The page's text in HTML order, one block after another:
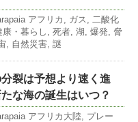
アフリカ , ガス , 二酸化
・暮らし, 死者, 湖 , 爆発, 脅
, 自然災害, 謎
裂は予想より速く進
な海の誕生はいつ？
アフリカ大陸, プレー